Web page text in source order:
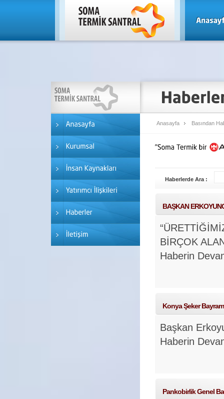
Anasayfa Basından
Haberlerde Ara :
BAŞKAN
BİRÇOK
Haberin
Konya Şeker
Başkan
Haberin
Pankobirlik Genel